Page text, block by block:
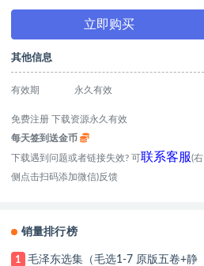
立即购买
其他信息
有效期 永久有效
免费注册 下载资源永久有效
每天签到送金币
下载遇到问题或者链接失效? 可联系客服(右
侧点击扫码添加微信)反馈
销量排行榜
1
毛泽东选集（毛选1-7 原版五卷+静